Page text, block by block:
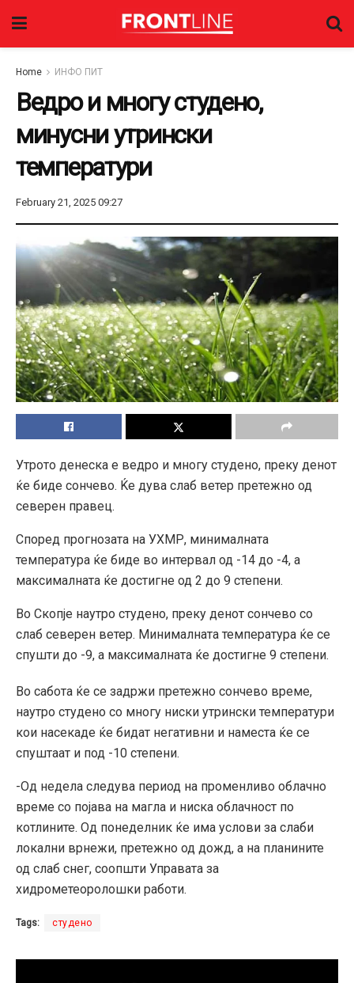
Home ИНФО ПИТ
Ведро и многу студено,
минусни утрински
температури
February 21, 2025 09:27
Утрото денеска е ведро и многу студено, преку денот
ќе биде сончево. Ќе дува слаб ветер претежно од
северен правец.
Според прогнозата на УХМР, минималната
температура ќе биде во интервал од -14 до -4, а
максималната ќе достигне од 2 до 9 степени.
Во Скопје наутро студено, преку денот сончево со
слаб северен ветер. Минималната температура ќе се
спушти до -9, а максималната ќе достигне 9 степени.
Во сабота ќе се задржи претежно сончево време,
наутро студено со многу ниски утрински температури
кои насекаде ќе бидат негативни и наместа ќе се
спуштаат и под -10 степени.
-Од недела следува период на променливо облачно
време со појава на магла и ниска облачност по
котлините. Од понеделник ќе има услови за слаби
локални врнежи, претежно од дожд, а на планините
од слаб снег, соопшти Управата за
хидрометеоролошки работи.
Tags: студено